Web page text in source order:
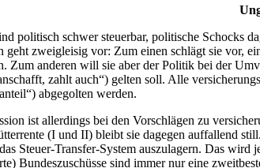
politisch schwer steuerbar, politische Schocks
geht zweigleisig vor: Zum einen schlägt sie vor,
Zum anderen will sie aber der Politik bei der
zahlt auch“) gelten soll. Alle
abgegolten werden.
ist allerdings bei den Vorschlägen zu
(I und II) bleibt sie dagegen auffallend
Steuer-Transfer-System auszulagern. Das
Bundeszuschüsse sind immer nur eine